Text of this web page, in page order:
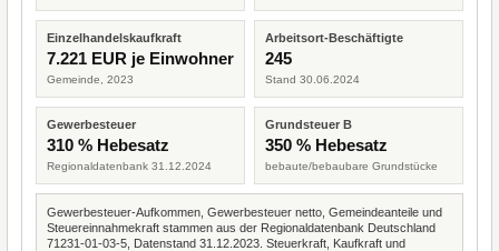
Einzelhandelskaufkraft
7.221 EUR je Einwohner
Gemeinde, 2023
Arbeitsort-Beschäftigte
245
Stand 30.06.2024
Gewerbesteuer
310 % Hebesatz
Regionaldatenbank 31.12.2024
Grundsteuer B
350 % Hebesatz
bebaute/bebaubare Grundstücke
Gewerbesteuer-Aufkommen, Gewerbesteuer netto, Gemeindeanteile und
Steuereinnahmekraft stammen aus der Regionaldatenbank Deutschland
71231-01-03-5, Datenstand 31.12.2023. Steuerkraft, Kaufkraft und